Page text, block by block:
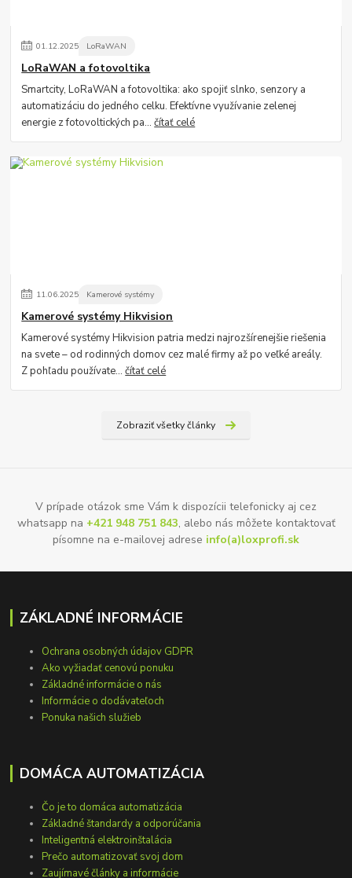
01.12.2025 LoRaWAN
LoRaWAN a fotovoltika
Smartcity, LoRaWAN a fotovoltika: ako spojiť slnko, senzory a
automatizáciu do jedného celku. Efektívne využívanie zelenej
energie z fotovoltických pa...čítať celé
11.06.2025 Kamerové systémy
Kamerové systémy Hikvision
Kamerové systémy Hikvision patria medzi najrozšírenejšie riešenia
na svete – od rodinných domov cez malé firmy až po veľké areály.
Z pohľadu používate...čítať celé
Zobraziť všetky články
V prípade otázok sme Vám k dispozícii telefonicky aj cez
whatsapp na +421 948 751 843, alebo nás môžete kontaktovať
písomne na e-mailovej adrese info(a)loxprofi.sk
ZÁKLADNÉ INFORMÁCIE
Ochrana osobných údajov GDPR
Ako vyžiadať cenovú ponuku
Základné informácie o nás
Informácie o dodávateľoch
Ponuka našich služieb
DOMÁCA AUTOMATIZÁCIA
Čo je to domáca automatizácia
Základné štandardy a odporúčania
Inteligentná elektroinštalácia
Prečo automatizovať svoj dom
Zaujímavé články a informácie